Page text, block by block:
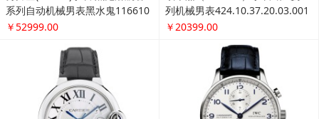
6F 鞋靴箱包